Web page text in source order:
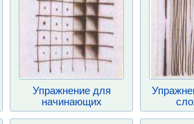
Упражнение для
начинающих